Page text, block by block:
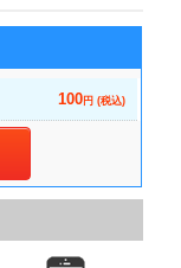
100円 (税込)